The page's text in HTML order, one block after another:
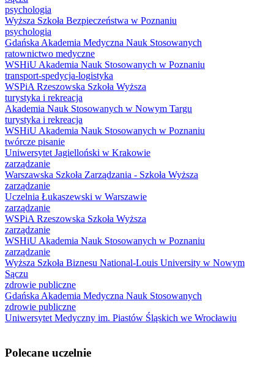
psychologia
Wyższa Szkoła Bezpieczeństwa w Poznaniu
psychologia
Gdańska Akademia Medyczna Nauk Stosowanych
ratownictwo medyczne
WSHiU Akademia Nauk Stosowanych w Poznaniu
transport-spedycja-logistyka
WSPiA Rzeszowska Szkoła Wyższa
turystyka i rekreacja
Akademia Nauk Stosowanych w Nowym Targu
turystyka i rekreacja
WSHiU Akademia Nauk Stosowanych w Poznaniu
twórcze pisanie
Uniwersytet Jagielloński w Krakowie
zarządzanie
Warszawska Szkoła Zarządzania - Szkoła Wyższa
zarządzanie
Uczelnia Łukaszewski w Warszawie
zarządzanie
WSPiA Rzeszowska Szkoła Wyższa
zarządzanie
WSHiU Akademia Nauk Stosowanych w Poznaniu
zarządzanie
Wyższa Szkoła Biznesu National-Louis University w Nowym
Sączu
zdrowie publiczne
Gdańska Akademia Medyczna Nauk Stosowanych
zdrowie publiczne
Uniwersytet Medyczny im. Piastów Śląskich we Wrocławiu
Polecane uczelnie